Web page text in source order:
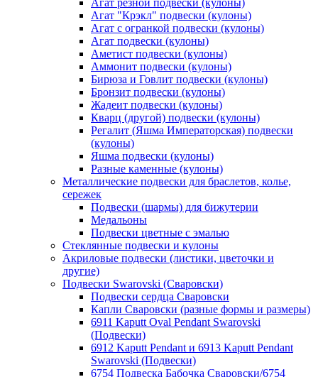
Агат резной подвески (кулоны)
Агат "Крэкл" подвески (кулоны)
Агат с огранкой подвески (кулоны)
Агат подвески (кулоны)
Аметист подвески (кулоны)
Аммонит подвески (кулоны)
Бирюза и Говлит подвески (кулоны)
Бронзит подвески (кулоны)
Жадеит подвески (кулоны)
Кварц (другой) подвески (кулоны)
Регалит (Яшма Императорская) подвески
(кулоны)
Яшма подвески (кулоны)
Разные каменные (кулоны)
Металлические подвески для браслетов, колье,
сережек
Подвески (шармы) для бижутерии
Медальоны
Подвески цветные с эмалью
Стеклянные подвески и кулоны
Акриловые подвески (листики, цветочки и
другие)
Подвески Swarovski (Сваровски)
Подвески сердца Сваровски
Капли Сваровски (разные формы и размеры)
6911 Kaputt Oval Pendant Swarovski
(Подвески)
6912 Kaputt Pendant и 6913 Kaputt Pendant
Swarovski (Подвески)
6754 Подвеска Бабочка Сваровски/6754